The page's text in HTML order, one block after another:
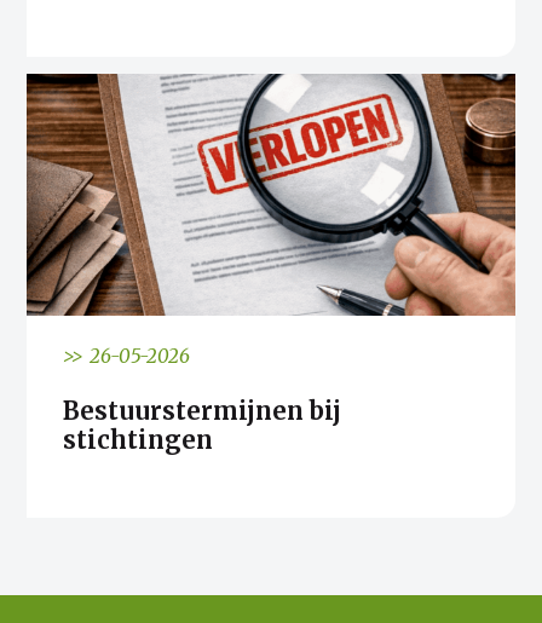
>> 26-05-2026
Bestuurstermijnen bij
stichtingen